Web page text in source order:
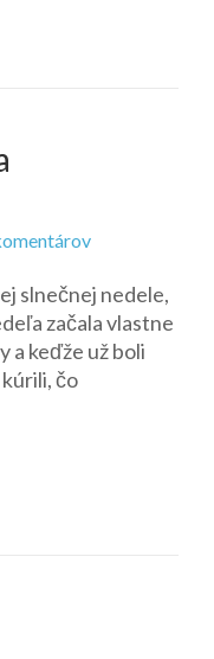
na
slnečná
nedeľa
slnečnej nedele,
začala vlastne
a keďže už boli
čo